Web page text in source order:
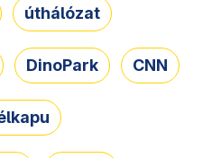
úthálózat
DinoPark CNN